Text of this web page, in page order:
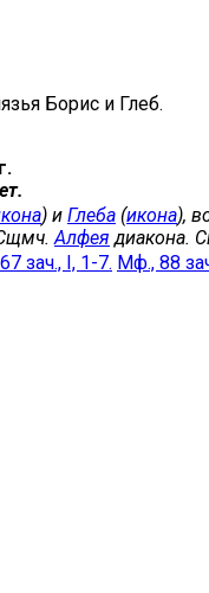
Борис и Глеб.
) и Глеба (икона),
Сщмч.Алфея диакона.
зач., I, 1-7. Мф., 88